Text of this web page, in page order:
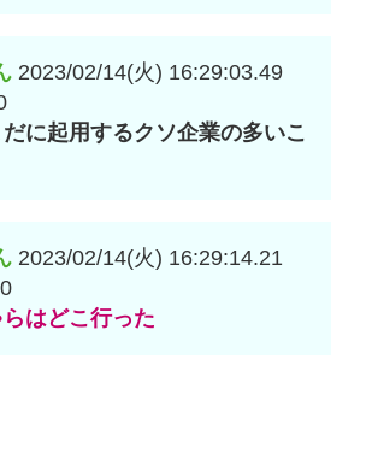
2023/02/14(火) 16:29:03.49
に起用するクソ企業の多いこ
2023/02/14(火) 16:29:14.21
はどこ行った